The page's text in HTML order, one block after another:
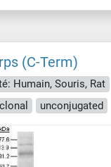
(C-Term)
Humain, Souris, Rat
unconjugated